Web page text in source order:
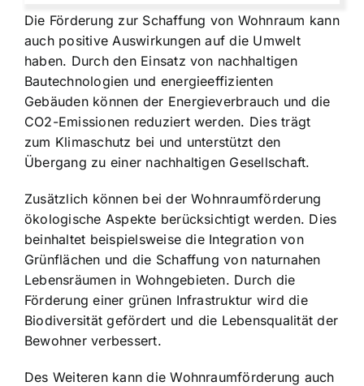
Die Förderung zur Schaffung von Wohnraum kann
auch positive Auswirkungen auf die Umwelt
haben. Durch den Einsatz von nachhaltigen
Bautechnologien und energieeffizienten
Gebäuden können der Energieverbrauch und die
CO2-Emissionen reduziert werden. Dies trägt
zum Klimaschutz bei und unterstützt den
Übergang zu einer nachhaltigen Gesellschaft.
Zusätzlich können bei der Wohnraumförderung
ökologische Aspekte berücksichtigt werden. Dies
beinhaltet beispielsweise die Integration von
Grünflächen und die Schaffung von naturnahen
Lebensräumen in Wohngebieten. Durch die
Förderung einer grünen Infrastruktur wird die
Biodiversität gefördert und die Lebensqualität der
Bewohner verbessert.
Des Weiteren kann die Wohnraumförderung auch